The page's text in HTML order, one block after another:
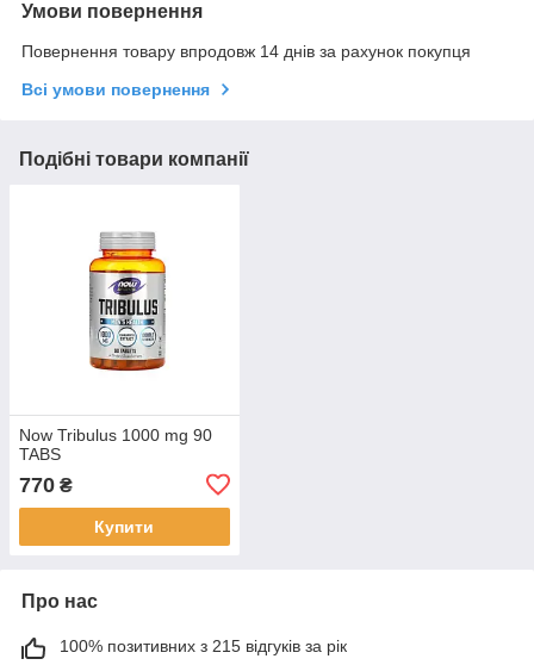
Умови повернення
Повернення товару впродовж 14 днів за рахунок покупця
Всі умови повернення
Подібні товари компанії
Now Tribulus 1000 mg 90
TABS
770 ₴
Купити
Про нас
100% позитивних з 215 відгуків за рік